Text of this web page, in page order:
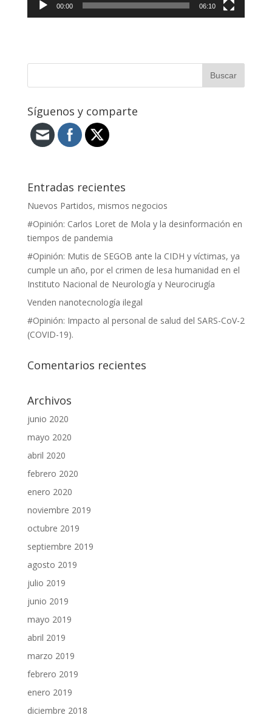
00:00 06:10
Síguenos y comparte
Entradas recientes
Nuevos Partidos, mismos negocios
#Opinión: Carlos Loret de Mola y la desinformación en
tiempos de pandemia
#Opinión: Mutis de SEGOB ante la CIDH y víctimas, ya
cumple un año, por el crimen de lesa humanidad en el
Instituto Nacional de Neurología y Neurocirugía
Venden nanotecnología ilegal
#Opinión: Impacto al personal de salud del SARS-CoV-2
(COVID-19).
Comentarios recientes
Archivos
junio 2020
mayo 2020
abril 2020
febrero 2020
enero 2020
noviembre 2019
octubre 2019
septiembre 2019
agosto 2019
julio 2019
junio 2019
mayo 2019
abril 2019
marzo 2019
febrero 2019
enero 2019
diciembre 2018